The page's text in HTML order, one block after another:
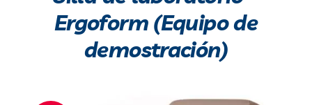
Ergoform (Equipo de
demostración)